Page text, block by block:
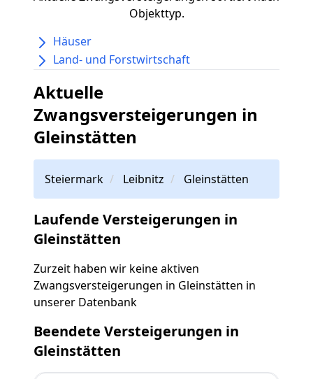
Objekttyp.
Häuser
Land- und Forstwirtschaft
Aktuelle
Zwangsversteigerungen in
Gleinstätten
Steiermark Leibnitz Gleinstätten
Laufende Versteigerungen in
Gleinstätten
Zurzeit haben wir keine aktiven
Zwangsversteigerungen in Gleinstätten in
unserer Datenbank
Beendete Versteigerungen in
Gleinstätten